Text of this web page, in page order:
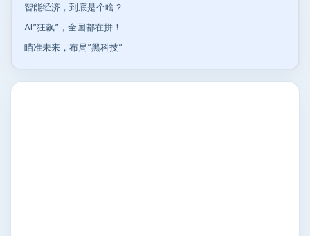
智能经济，到底是个啥？
AI”狂飙”，全国都在拼！
瞄准未来，布局”黑科技”